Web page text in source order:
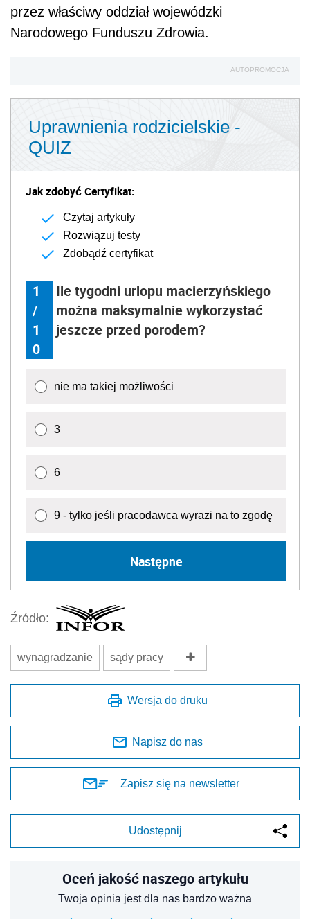
przez właściwy oddział wojewódzki
Narodowego Funduszu Zdrowia.
AUTOPROMOCJA
Uprawnienia rodzicielskie -
QUIZ
Jak zdobyć Certyfikat:
Czytaj artykuły
Rozwiązuj testy
Zdobądź certyfikat
1
/
1
0
Ile tygodni urlopu macierzyńskiego
można maksymalnie wykorzystać
jeszcze przed porodem?
nie ma takiej możliwości
3
6
9 - tylko jeśli pracodawca wyrazi na to zgodę
Następne
Źródło:
wynagradzanie sądy pracy
Wersja do druku
Napisz do nas
Zapisz się na newsletter
Udostępnij
Oceń jakość naszego artykułu
Twoja opinia jest dla nas bardzo ważna